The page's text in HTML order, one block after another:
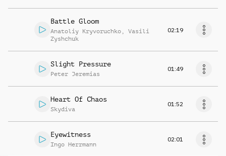
Battle Gloom
Anatoliy Kryvoruchko , Vasili
Zyshchuk
02:19
Slight Pressure
Peter Jeremias
01:49
Heart Of Chaos
Skydiva
01:52
Eyewitness
Ingo Herrmann
02:01